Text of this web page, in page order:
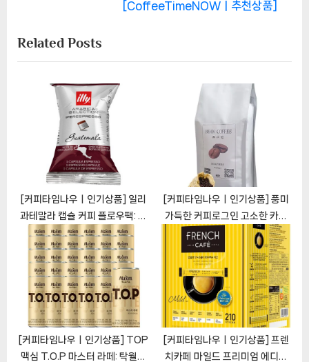
s
P
P
o
[CoffeeTimeNOWㅣ추천상품]
Related Posts
[커피타임나우ㅣ인기상품] 일리
과테말라 캡슐 커피 플로우팩: 풍
부한 향과 부드러운 맛의 여정
[CoffeeTimeNOWㅣ추천상
품]
[커피타임나우ㅣ인기상품] 풍미
가득한 커피로그인 고소한 카페
블렌드 원두커피
[CoffeeTimeNOWㅣ추천상
품]
[커피타임나우ㅣ인기상품] TOP
맥심 T.O.P 마스터 라떼: 탁월한
[커피타임나우ㅣ인기상품] 프렌
치카페 마일드 프리미엄 에디션